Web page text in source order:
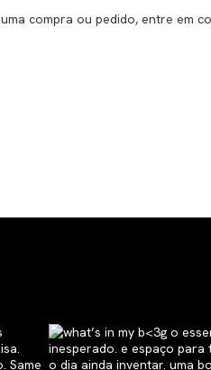
compra ou pedido, entre em